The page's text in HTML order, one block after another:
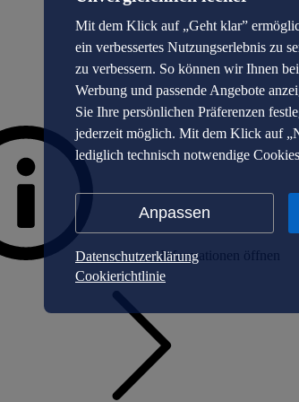
Mit dem Klick auf „Geht klar”
ein verbessertes Nutzungserlebnis zu
zu verbessern. So können wir Ihnen
Werbung und passende Angebote
Sie Ihre persönlichen Präferenzen
jederzeit möglich. Mit dem Klick auf
lediglich technisch notwendige
Anpassen
Datenschutzerklärung
Cookierichtlinie
Informationen öffnen